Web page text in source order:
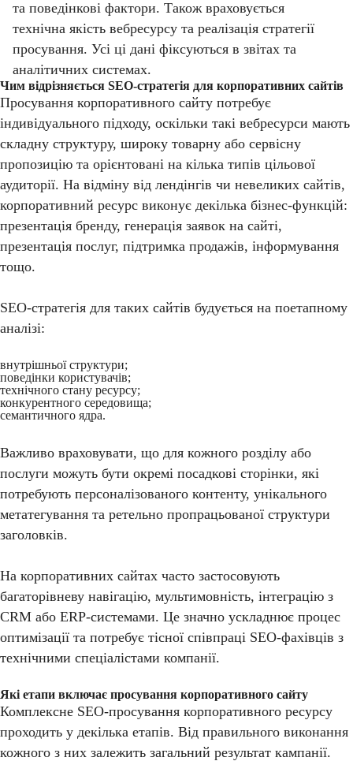
та поведінкові фактори. Також враховується
технічна якість вебресурсу та реалізація стратегії
просування. Усі ці дані фіксуються в звітах та
аналітичних системах.
Чим відрізняється SEO-стратегія для корпоративних сайтів
Просування корпоративного сайту потребує
індивідуального підходу, оскільки такі вебресурси мають
складну структуру, широку товарну або сервісну
пропозицію та орієнтовані на кілька типів цільової
аудиторії. На відміну від лендінгів чи невеликих сайтів,
корпоративний ресурс виконує декілька бізнес-функцій:
презентація бренду, генерація заявок на сайті,
презентація послуг, підтримка продажів, інформування
тощо.
SEO-стратегія для таких сайтів будується на поетапному
аналізі:
внутрішньої структури;
поведінки користувачів;
технічного стану ресурсу;
конкурентного середовища;
семантичного ядра.
Важливо враховувати, що для кожного розділу або
послуги можуть бути окремі посадкові сторінки, які
потребують персоналізованого контенту, унікального
метатегування та ретельно пропрацьованої структури
заголовків.
На корпоративних сайтах часто застосовують
багаторівневу навігацію, мультимовність, інтеграцію з
CRM або ERP-системами. Це значно ускладнює процес
оптимізації та потребує тісної співпраці SEO-фахівців з
технічними спеціалістами компанії.
Які етапи включає просування корпоративного сайту
Комплексне SEO-просування корпоративного ресурсу
проходить у декілька етапів. Від правильного виконання
кожного з них залежить загальний результат кампанії.